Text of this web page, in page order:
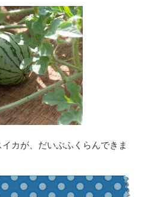
カが、だいぶふくらんできま